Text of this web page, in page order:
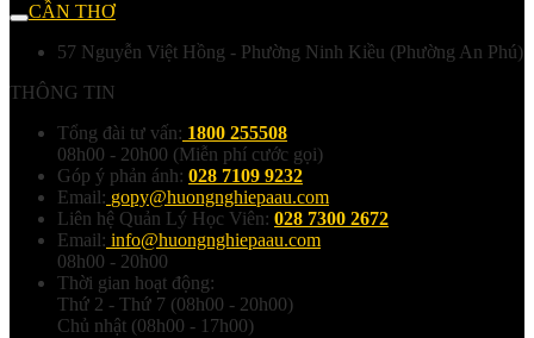
CẦN THƠ
57 Nguyễn Việt Hồng - Phường Ninh Kiều (Phường An Phú)
THÔNG TIN
Tổng đài tư vấn: 1800 255508
08h00 - 20h00 (Miễn phí cước gọi)
Góp ý phản ánh: 028 7109 9232
Email: gopy@huongnghiepaau.com
Liên hệ Quản Lý Học Viên: 028 7300 2672
Email: info@huongnghiepaau.com
08h00 - 20h00
Thời gian hoạt động:
Thứ 2 - Thứ 7 (08h00 - 20h00)
Chủ nhật (08h00 - 17h00)